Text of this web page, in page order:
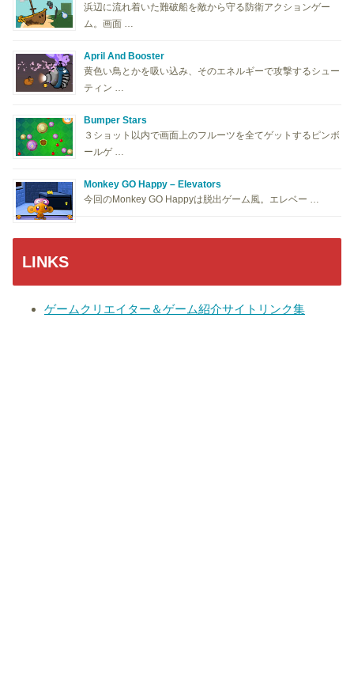
浜辺に流れ着いた難破船を敵から守る防衛アクションゲー
ム。画面 …
April And Booster
黄色い鳥とかを吸い込み、そのエネルギーで攻撃するシュー
ティン …
Bumper Stars
３ショット以内で画面上のフルーツを全てゲットするピンボ
ールゲ …
Monkey GO Happy – Elevators
今回のMonkey GO Happyは脱出ゲーム風。エレベー …
LINKS
ゲームクリエイター＆ゲーム紹介サイトリンク集